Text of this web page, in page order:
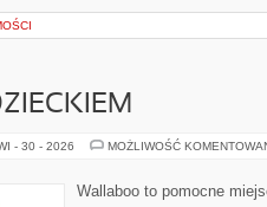
- 30 - 2026 MOŻLIWOŚĆ
Wallaboo to pomocne